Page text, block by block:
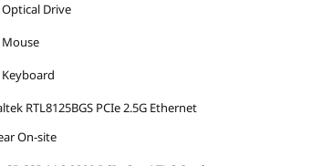
Drive
RTL8125BGS PCIe 2.5G Ethernet
On-site